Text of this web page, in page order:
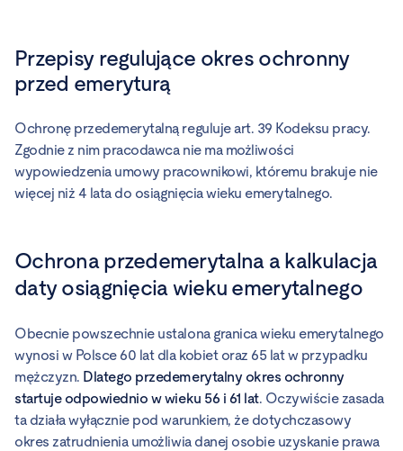
Przepisy regulujące okres ochronny
przed emeryturą
Ochronę przedemerytalną reguluje art. 39 Kodeksu pracy.
Zgodnie z nim pracodawca nie ma możliwości
wypowiedzenia umowy pracownikowi, któremu brakuje nie
więcej niż 4 lata do osiągnięcia wieku emerytalnego.
Ochrona przedemerytalna a kalkulacja
daty osiągnięcia wieku emerytalnego
Obecnie powszechnie ustalona granica wieku emerytalnego
wynosi w Polsce 60 lat dla kobiet oraz 65 lat w przypadku
mężczyzn. Dlatego przedemerytalny okres ochronny
startuje odpowiednio w wieku 56 i 61 lat. Oczywiście zasada
ta działa wyłącznie pod warunkiem, że dotychczasowy
okres zatrudnienia umożliwia danej osobie uzyskanie prawa